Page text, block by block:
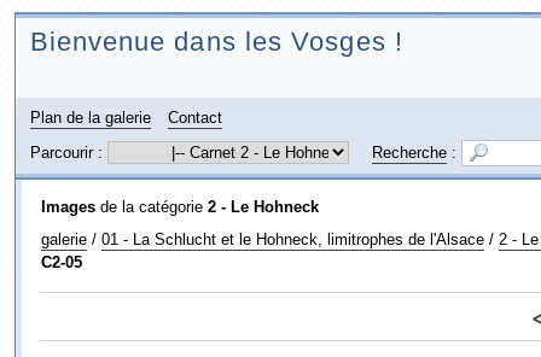
Bienvenue dans les Vosges !
Plan de la galerie
Contact
Parcourir :
Recherche:
Imagesde la catégorie 2 - Le Hohneck
galerie/ 01 - La Schlucht et le Hohneck, limitrophes de l'Alsace/ 2 -
C2-05